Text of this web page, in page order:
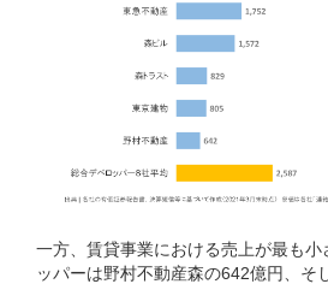
一方、賃貸事業における売上が最も小
ッパーは野村不動産森の642億円、そ